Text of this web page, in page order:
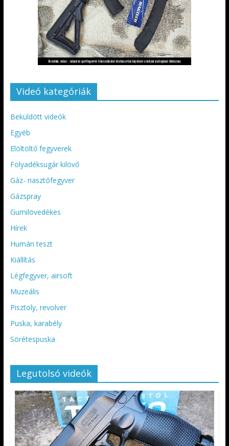
Videó kategóriák
Beküldött videók
Egyéb
Elöltöltő fegyverek
Folyadéksugár kilövő
Gáz- riasztófegyver
Gázspray
Gumilövedékes
Hírek
Humán teszt
Kiállítás
Légfegyver, airsoft
Muzeális
Pisztoly, revolver
Puska, karabély
Sörétespuska
Legutolsó videók